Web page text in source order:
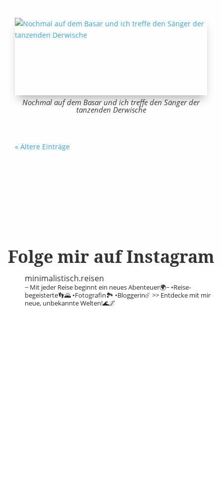
Nochmal auf dem Basar und ich treffe den Sänger der
tanzenden Derwische
« Ältere Einträge
Folge mir auf Instagram
minimalistisch.reisen
~ Mit jeder Reise beginnt ein neues Abenteuer🌍~ •Reise-
begeisterte👣🌄 •Fotografin🏞️ •Bloggerin☄️ >> Entdecke mit mir
neue, unbekannte Welten!🌊🌌